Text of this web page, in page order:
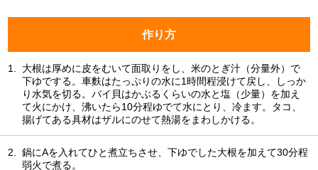
作り方
1.
大根は厚めに皮をむいて面取りをし、米のとぎ汁（分量外）で
下ゆでする。車麩はたっぷりの水に1時間程浸けて戻し、しっか
り水気を切る。バイ貝はかぶるくらいの水と塩（少量）を加え
て火にかけ、沸いたら10分程ゆでて水にとり、冷ます。タコ、
揚げてある具材はザルにのせて熱湯をまわしかける。
2.
鍋にAを入れてひと煮立ちさせ、下ゆでした大根を加えて30分程
弱火で煮る。